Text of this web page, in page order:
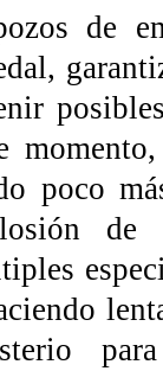
de
poco